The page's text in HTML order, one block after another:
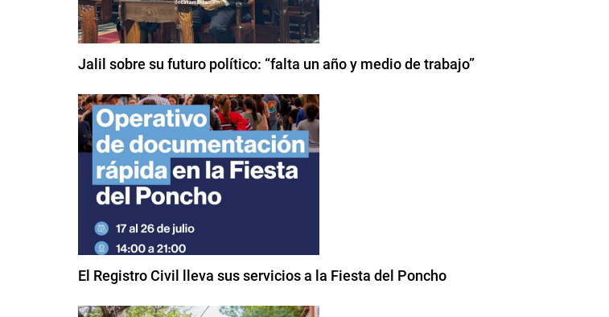
Jalil sobre su futuro político: “falta un año y medio de trabajo”
El Registro Civil lleva sus servicios a la Fiesta del Poncho